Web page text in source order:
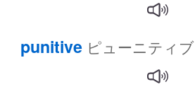
punitive ピューニティブ